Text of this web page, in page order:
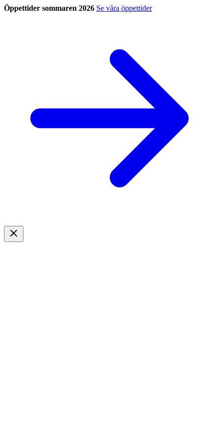
Öppettider sommaren 2026 Se våra öppettider